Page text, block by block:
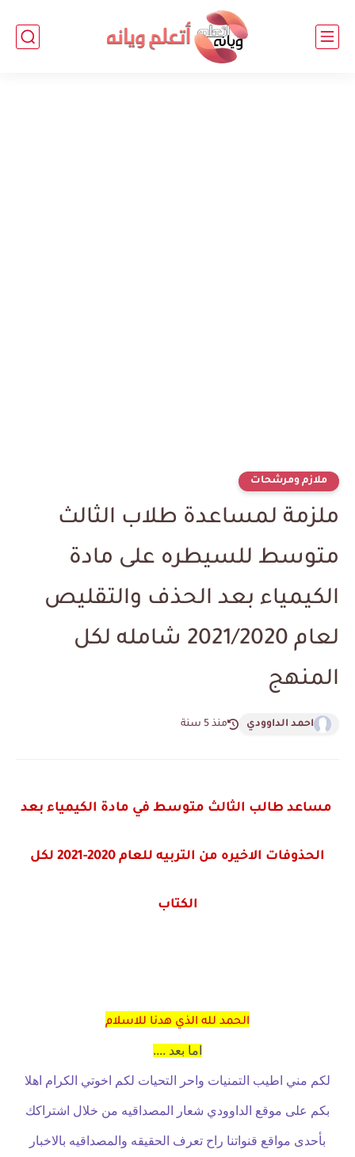
ملازم ومرشحات
ملزمة لمساعدة طلاب الثالث
متوسط للسيطره على مادة
الكيمياء بعد الحذف والتقليص
لعام 2021/2020 شامله لكل
المنهج
احمد الداوودي منذ 5 سنة
مساعد طالب الثالث متوسط في مادة الكيمياء بعد
الحذوفات الاخيره من التربيه للعام 2020-2021 لكل
الكتاب
الحمد لله الذي هدنا للاسلام
اما بعد ....
لكم مني اطيب التمنيات واحر التحيات لكم اخوتي الكرام اهلا
بكم على موقع الداوودي شعار المصداقيه من خلال اشتراكك
بأحدى مواقع قنواتنا راح تعرف الحقيقه والمصداقيه بالاخبار